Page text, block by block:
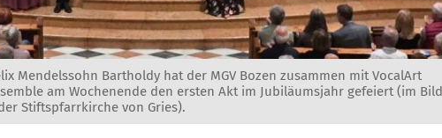
Mendelssohn Bartholdy hat der MGV Bozen zusammen mit VocalArt
am Wochenende den ersten Akt im Jubiläumsjahr gefeiert (im Bild
Stiftspfarrkirche von Gries).